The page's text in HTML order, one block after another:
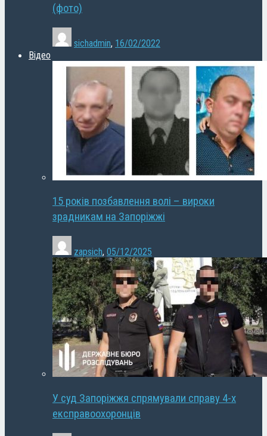
(фото)
sichadmin, 16/02/2022
Відео
15 років позбавлення волі – вироки
зрадникам на Запоріжжі
zapsich, 05/12/2025
У суд Запоріжжя спрямували справу 4-х
експравоохоронців